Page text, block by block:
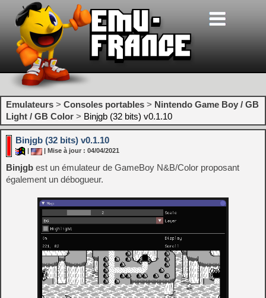
Emulateurs > Consoles portables > Nintendo Game Boy / GB
Light / GB Color > Binjgb (32 bits) v0.1.10
Binjgb (32 bits) v0.1.10
| Mise à jour : 04/04/2021
Binjgb est un émulateur de GameBoy N&B/Color proposant
également un débogueur.